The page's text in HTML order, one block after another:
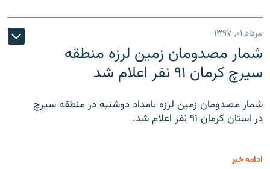
مرداد ۰۱, ۱۳۹۷
شمار مصدومان زمین لرزه منطقه
سیرچ کرمان ۹۱ نفر اعلام شد
شمار مصدومان زمین لرزه بامداد دوشنبه در منطقه سیرچ
در استان کرمان ۹۱ نفر اعلام شد.
ادامه خبر